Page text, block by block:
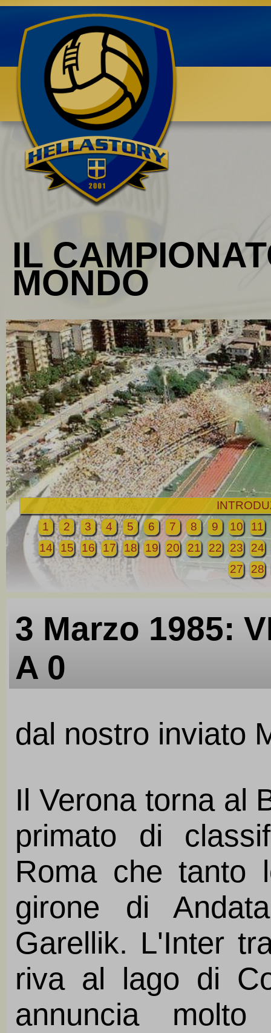
Benvenuti su HELLASTORY.net
IL
MONDO
1
2 3 4 5 6 7 8 9 10
11
14
15 16 17 18 19 20 21 22 23
24
27
28
3 Marzo 1985:
A 0
dal nostro inviato
Il Verona torna al
primato di
Roma che tanto
girone di
Garellik. L'Inter
riva al lago di
annuncia